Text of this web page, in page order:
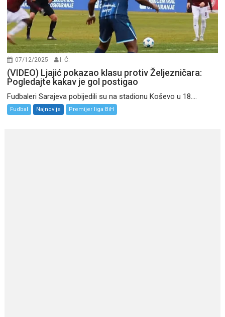
07/12/2025 I. Ć.
(VIDEO) Ljajić pokazao klasu protiv Željezničara:
Pogledajte kakav je gol postigao
Fudbaleri Sarajeva pobijedili su na stadionu Koševo u 18....
Fudbal Najnovije Premijer liga BiH